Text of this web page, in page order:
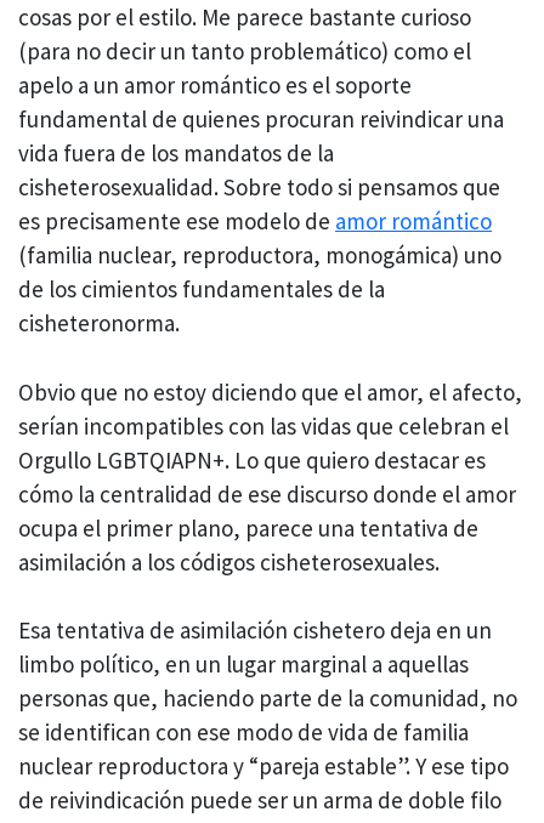
cosas por el estilo. Me parece bastante curioso
(para no decir un tanto problemático) como el
apelo a un amor romántico es el soporte
fundamental de quienes procuran reivindicar una
vida fuera de los mandatos de la
cisheterosexualidad. Sobre todo si pensamos que
es precisamente ese modelo de amor romántico
(familia nuclear, reproductora, monogámica) uno
de los cimientos fundamentales de la
cisheteronorma.
Obvio que no estoy diciendo que el amor, el afecto,
serían incompatibles con las vidas que celebran el
Orgullo LGBTQIAPN+. Lo que quiero destacar es
cómo la centralidad de ese discurso donde el amor
ocupa el primer plano, parece una tentativa de
asimilación a los códigos cisheterosexuales.
Esa tentativa de asimilación cishetero deja en un
limbo político, en un lugar marginal a aquellas
personas que, haciendo parte de la comunidad, no
se identifican con ese modo de vida de familia
nuclear reproductora y “pareja estable”. Y ese tipo
de reivindicación puede ser un arma de doble filo